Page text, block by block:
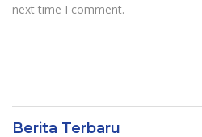
next time I comment.
Berita Terbaru